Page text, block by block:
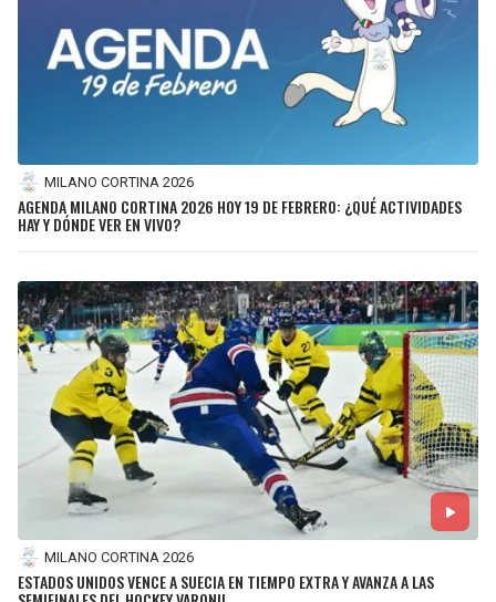
MILANO CORTINA 2026
AGENDA MILANO CORTINA 2026 HOY 19 DE FEBRERO: ¿QUÉ ACTIVIDADES
HAY Y DÓNDE VER EN VIVO?
MILANO CORTINA 2026
ESTADOS UNIDOS VENCE A SUECIA EN TIEMPO EXTRA Y AVANZA A LAS